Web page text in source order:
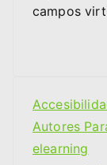
campos
Autores
elearning